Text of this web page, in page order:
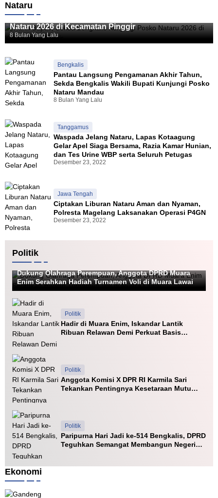
Nataru
Bengkalis
Wakili Bupati, Sekda Bengkalis Kunjungi Posko
Nataru 2026 di Kecamatan Pinggir
8 Bulan Yang Lalu
Bengkalis
Pantau Langsung Pengamanan Akhir Tahun,
Sekda Bengkalis Wakili Bupati Kunjungi Posko
Nataru Mandau
8 Bulan Yang Lalu
Tanggamus
Waspada Jelang Nataru, Lapas Kotaagung
Gelar Apel Siaga Bersama, Razia Kamar Hunian,
dan Tes Urine WBP serta Seluruh Petugas
Desember 23, 2022
Jawa Tengah
Ciptakan Liburan Nataru Aman dan Nyaman,
Polresta Magelang Laksanakan Operasi P4GN
Desember 23, 2022
Politik
Politik
Dukung Olahraga Perempuan, Anggota DPRD Muara
Enim Serahkan Hadiah Turnamen Voli di Muara Lawai
Politik
Hadir di Muara Enim, Iskandar Lantik
Ribuan Relawan Demi Perkuat Basis
Politik
Anggota Komisi X DPR RI Karmila Sari
Tekankan Pentingnya Kesetaraan Mutu
Politik
Paripurna Hari Jadi ke-514 Bengkalis, DPRD
Teguhkan Semangat Membangun Negeri
Ekonomi